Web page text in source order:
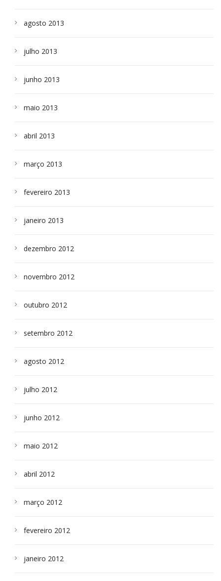
agosto 2013
julho 2013
junho 2013
maio 2013
abril 2013
março 2013
fevereiro 2013
janeiro 2013
dezembro 2012
novembro 2012
outubro 2012
setembro 2012
agosto 2012
julho 2012
junho 2012
maio 2012
abril 2012
março 2012
fevereiro 2012
janeiro 2012